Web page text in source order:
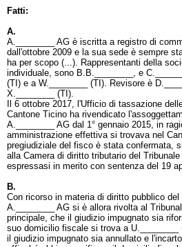
Fatti:
A.
A.________ AG è iscritta a registro di
dall'ottobre 2009 e la sua sede è sempre
ha per scopo (...). Rappresentanti della
individuale, sono B.B.________, e
(TI) e a W.________ (TI). Revisore è
X.________ (TI).
Il 6 ottobre 2017, l'Ufficio di tassazione
Cantone Ticino ha rivendicato
A.________ AG dal 1° gennaio 2015, in
amministrazione effettiva si trovava nel
pregiudiziale del fisco è stata confermata,
alla Camera di diritto tributario del
espressasi in merito con sentenza del 19
B.
Con ricorso in materia di diritto pubblico
A.________ AG si è allora rivolta al
principale, che il giudizio impugnato sia
suo domicilio fiscale si trova a
il giudizio impugnato sia annullato e